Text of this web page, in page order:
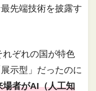
先端技術を披露す
ぞれの国が特色
示型」だったのに
場者がAI（人工知